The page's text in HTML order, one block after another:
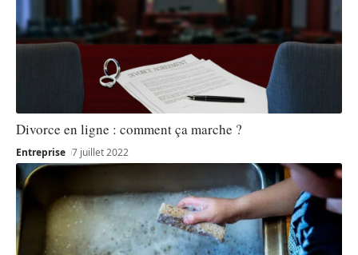
Divorce en ligne : comment ça marche ?
Entreprise 7 juillet 2022